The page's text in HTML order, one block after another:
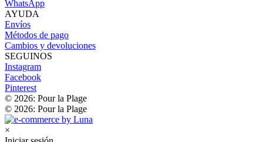
WhatsApp
AYUDA
Envíos
Métodos de pago
Cambios y devoluciones
SEGUINOS
Instagram
Facebook
Pinterest
© 2026: Pour la Plage
© 2026: Pour la Plage
×